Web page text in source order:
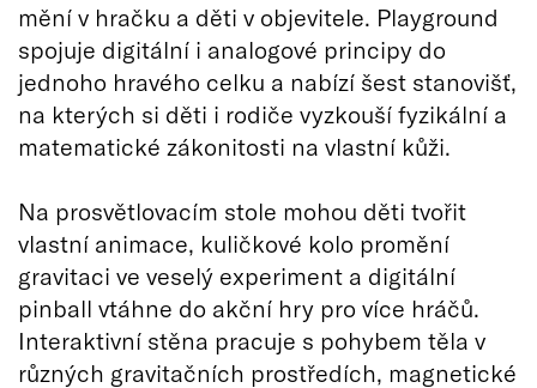
mění v hračku a děti v objevitele. Playground
spojuje digitální i analogové principy do
jednoho hravého celku a nabízí šest stanovišť,
na kterých si děti i rodiče vyzkouší fyzikální a
matematické zákonitosti na vlastní kůži.
Na prosvětlovacím stole mohou děti tvořit
vlastní animace, kuličkové kolo promění
gravitaci ve veselý experiment a digitální
pinball vtáhne do akční hry pro více hráčů.
Interaktivní stěna pracuje s pohybem těla v
různých gravitačních prostředích, magnetické